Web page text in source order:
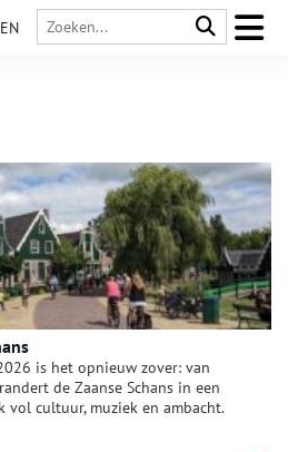
EN
is het opnieuw zover: van
de Zaanse Schans in een
cultuur, muziek en ambacht.
en houtsnijden. Diverse dans- en